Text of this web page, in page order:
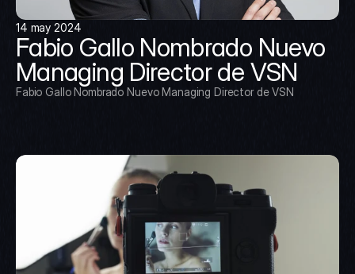
14 may 2024
Fabio Gallo Nombrado Nuevo
Managing Director de VSN
Fabio Gallo Nombrado Nuevo Managing Director de VSN